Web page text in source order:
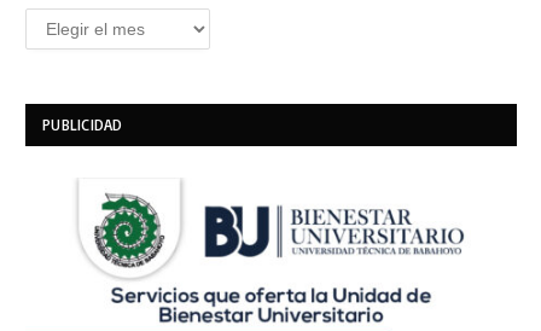
Archivos
PUBLICIDAD